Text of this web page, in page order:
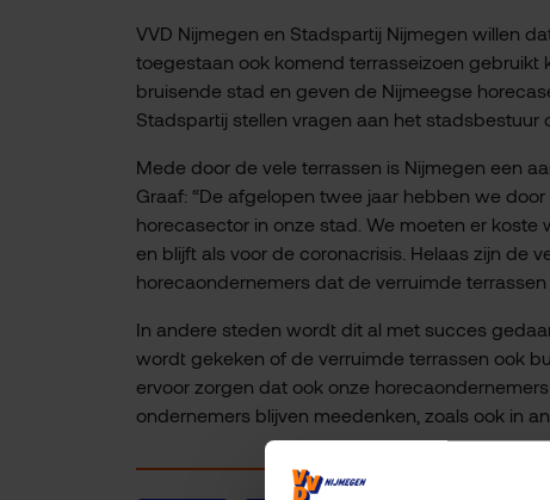
VVD Nijmegen en Stadspartij Nijmegen willen
toegestaan ook komend terrasseizoen gebruikt
bruisende stad en geven de Nijmeegse
Stadspartij stellen vragen aan het stadsbestuur
Mede door de vele terrassen is Nijmegen een
Graaf: “De afgelopen twee jaar hebben we
horecasector in onze stad. We moeten er
en blijft als voor de coronacrisis. Helaas zijn de
horecaondernemers dat de verruimde
In andere steden wordt dit al met succes
wordt gekeken of de verruimde terrassen ook
ervoor zorgen dat ook onze
ondernemers blijven meedenken, zoals ook in